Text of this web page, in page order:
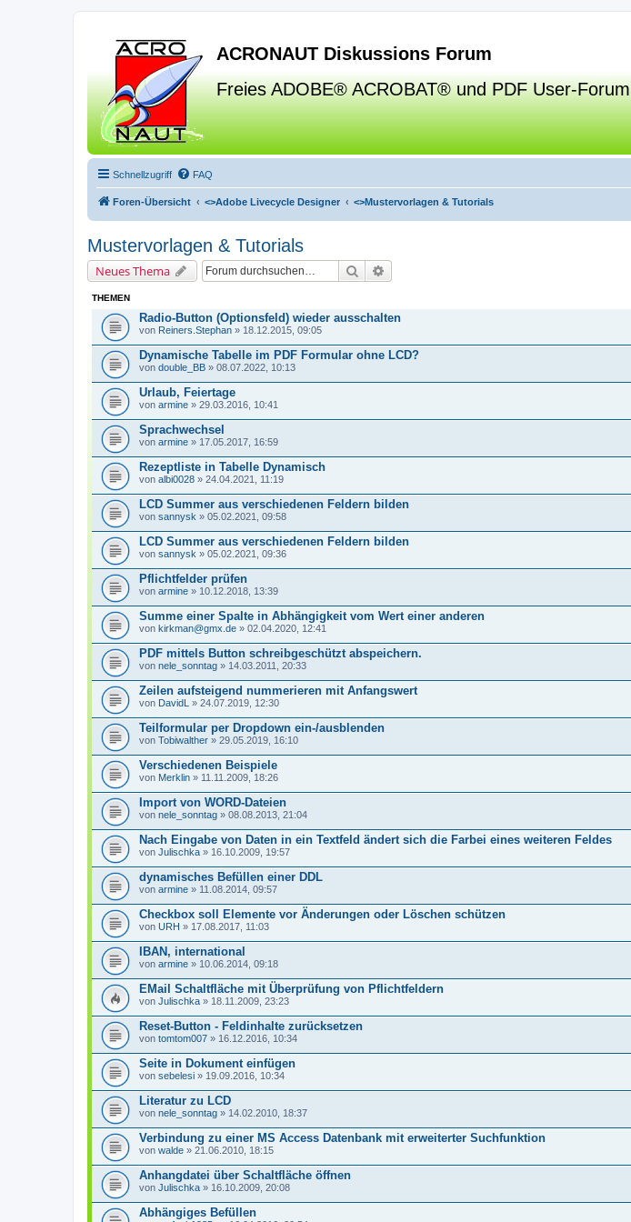
ACRONAUT Diskussions Forum
Freies ADOBE® ACROBAT® und PDF User-Forum
Schnellzugriff FAQ
Foren-Übersicht <>Adobe Livecycle Designer <>Mustervorlagen & Tutorials
Mustervorlagen & Tutorials
Neues Thema Suche
THEMEN
Radio-Button (Optionsfeld) wieder ausschalten
von Reiners.Stephan » 18.12.2015, 09:05
Dynamische Tabelle im PDF Formular ohne LCD?
von double_BB » 08.07.2022, 10:13
Urlaub, Feiertage
von armine » 29.03.2016, 10:41
Sprachwechsel
von armine » 17.05.2017, 16:59
Rezeptliste in Tabelle Dynamisch
von albi0028 » 24.04.2021, 11:19
LCD Summer aus verschiedenen Feldern bilden
von sannysk » 05.02.2021, 09:58
LCD Summer aus verschiedenen Feldern bilden
von sannysk » 05.02.2021, 09:36
Pflichtfelder prüfen
von armine » 10.12.2018, 13:39
Summe einer Spalte in Abhängigkeit vom Wert einer anderen
von kirkman@gmx.de » 02.04.2020, 12:41
PDF mittels Button schreibgeschützt abspeichern.
von nele_sonntag » 14.03.2011, 20:33
Zeilen aufsteigend nummerieren mit Anfangswert
von DavidL » 24.07.2019, 12:30
Teilformular per Dropdown ein-/ausblenden
von Tobiwalther » 29.05.2019, 16:10
Verschiedenen Beispiele
von Merklin » 11.11.2009, 18:26
Import von WORD-Dateien
von nele_sonntag » 08.08.2013, 21:04
Nach Eingabe von Daten in ein Textfeld ändert sich die Farbei eines weiteren Feldes
von Julischka » 16.10.2009, 19:57
dynamisches Befüllen einer DDL
von armine » 11.08.2014, 09:57
Checkbox soll Elemente vor Änderungen oder Löschen schützen
von URH » 17.08.2017, 11:03
IBAN, international
von armine » 10.06.2014, 09:18
EMail Schaltfläche mit Überprüfung von Pflichtfeldern
von Julischka » 18.11.2009, 23:23
Reset-Button - Feldinhalte zurücksetzen
von tomtom007 » 16.12.2016, 10:34
Seite in Dokument einfügen
von sebelesi » 19.09.2016, 10:34
Literatur zu LCD
von nele_sonntag » 14.02.2010, 18:37
Verbindung zu einer MS Access Datenbank mit erweiterter Suchfunktion
von walde » 21.06.2010, 18:15
Anhangdatei über Schaltfläche öffnen
von Julischka » 16.10.2009, 20:08
Abhängiges Befüllen